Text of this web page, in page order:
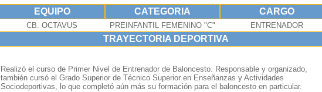
EQUIPO CATEGORIA CARGO
CB. OCTAVUS PREINFANTIL FEMENINO "C" ENTRENADOR
TRAYECTORIA DEPORTIVA
Realizó el curso de Primer Nivel de Entrenador de Baloncesto. Responsable y organizado,
también cursó el Grado Superior de Técnico Superior en Enseñanzas y Actividades
Sociodeportivas, lo que completó aún más su formación para el baloncesto en particular.